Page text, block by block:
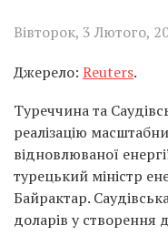
Вівторок, 3 Лютого,
Джерело: Reuters.
Туреччина та
реалізацію
відновлюваної
турецький міністр
Байрактар.
доларів у створення